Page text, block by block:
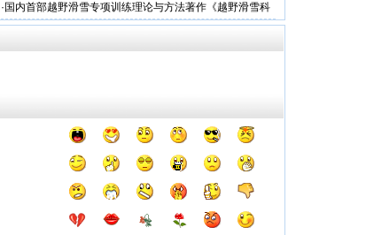
· 国内首部越野滑雪专项训练理论与方法著作《越野滑雪科
学化训练理论与方法》面世